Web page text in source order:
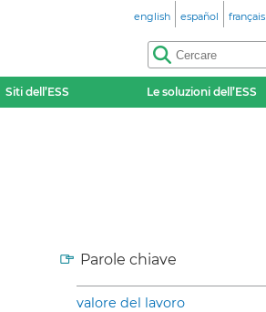
english español français
Siti dell’ESS Le soluzioni dell’ESS
Parole chiave
valore del lavoro